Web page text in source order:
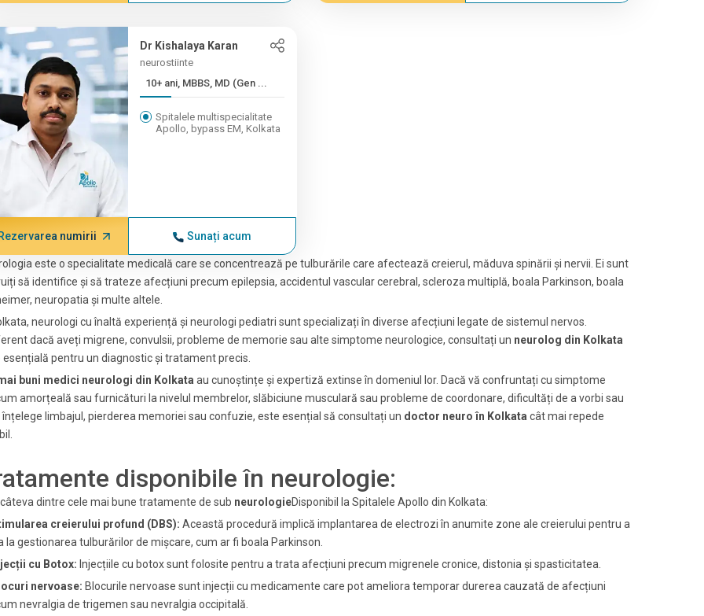
Dr Kishalaya Karan
neurostiinte
10+ ani, MBBS, MD (Gen ...
Spitalele multispecialitate
Apollo, bypass EM, Kolkata
Rezervarea numirii Sunați acum
este o specialitate medicală care se concentrează pe tulburările care afectează creierul, măduva spinării și nervii. Ei sunt
să identifice și să trateze afecțiuni precum epilepsia, accidentul vascular cerebral, scleroza multiplă, boala Parkinson, boala
neuropatia și multe altele.
neurologi cu înaltă experiență și neurologi pediatri sunt specializați în diverse afecțiuni legate de sistemul nervos.
dacă aveți migrene, convulsii, probleme de memorie sau alte simptome neurologice, consultați un neurolog din Kolkata
esențială pentru un diagnostic și tratament precis.
buni medici neurologi din Kolkata au cunoștințe și expertiză extinse în domeniul lor. Dacă vă confruntați cu simptome
amorțeală sau furnicături la nivelul membrelor, slăbiciune musculară sau probleme de coordonare, dificultăți de a vorbi sau
înțelege limbajul, pierderea memoriei sau confuzie, este esențial să consultați un doctor neuro în Kolkata cât mai repede
disponibile în neurologie:
câteva dintre cele mai bune tratamente de sub neurologieDisponibil la Spitalele Apollo din Kolkata:
creierului profund (DBS): Această procedură implică implantarea de electrozi în anumite zone ale creierului pentru a
la gestionarea tulburărilor de mișcare, cum ar fi boala Parkinson.
cu Botox: Injecțiile cu botox sunt folosite pentru a trata afecțiuni precum migrenele cronice, distonia și spasticitatea.
nervoase: Blocurile nervoase sunt injecții cu medicamente care pot ameliora temporar durerea cauzată de afecțiuni
nevralgia de trigemen sau nevralgia occipitală.